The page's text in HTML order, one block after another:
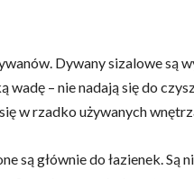
Dywany sizalowe są
– nie nadają się do
w rzadko używanych
są głównie do łazienek. Są